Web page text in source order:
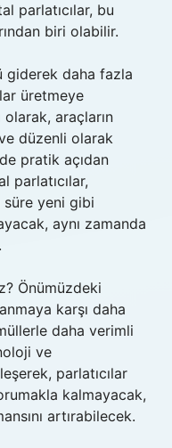
parlatıcılar, bu
biri olabilir.
giderek daha fazla
üretmeye
olarak, araçların
düzenli olarak
pratik açıdan
parlatıcılar,
süre yeni gibi
aynı zamanda
Önümüzdeki
karşı daha
daha verimli
ve
parlatıcılar
kalmayacak,
artırabilecek.